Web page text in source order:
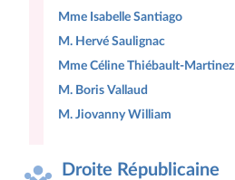
Mme Isabelle Santiago
M. Hervé Saulignac
Mme Céline Thiébault-Martinez
M. Boris Vallaud
M. Jiovanny William
Droite Républicaine